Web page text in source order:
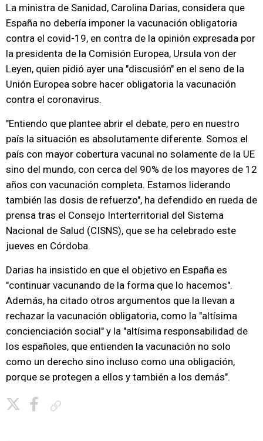
La ministra de Sanidad, Carolina Darias, considera que
España no debería imponer la vacunación obligatoria
contra el covid-19, en contra de la opinión expresada por
la presidenta de la Comisión Europea, Ursula von der
Leyen, quien pidió ayer una "discusión" en el seno de la
Unión Europea sobre hacer obligatoria la vacunación
contra el coronavirus.
"Entiendo que plantee abrir el debate, pero en nuestro
país la situación es absolutamente diferente. Somos el
país con mayor cobertura vacunal no solamente de la UE
sino del mundo, con cerca del 90% de los mayores de 12
años con vacunación completa. Estamos liderando
también las dosis de refuerzo", ha defendido en rueda de
prensa tras el Consejo Interterritorial del Sistema
Nacional de Salud (CISNS), que se ha celebrado este
jueves en Córdoba.
Darias ha insistido en que el objetivo en España es
"continuar vacunando de la forma que lo hacemos".
Además, ha citado otros argumentos que la llevan a
rechazar la vacunación obligatoria, como la "altísima
concienciación social" y la "altísima responsabilidad de
los españoles, que entienden la vacunación no solo
como un derecho sino incluso como una obligación,
porque se protegen a ellos y también a los demás".